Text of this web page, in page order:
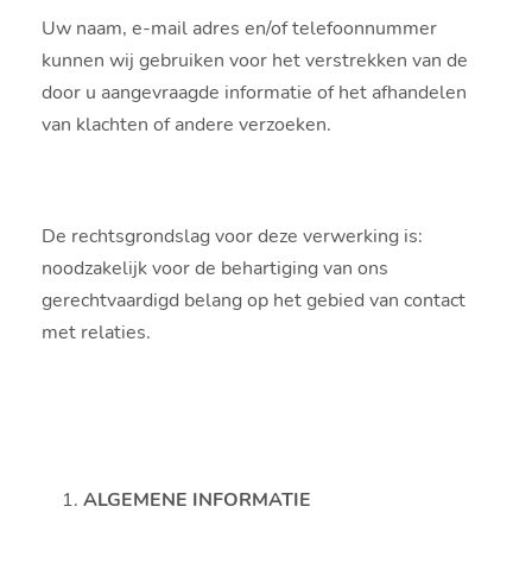
Uw naam, e-mail adres en/of telefoonnummer
kunnen wij gebruiken voor het verstrekken van de
door u aangevraagde informatie of het afhandelen
van klachten of andere verzoeken.
De rechtsgrondslag voor deze verwerking is:
noodzakelijk voor de behartiging van ons
gerechtvaardigd belang op het gebied van contact
met relaties.
ALGEMENE INFORMATIE